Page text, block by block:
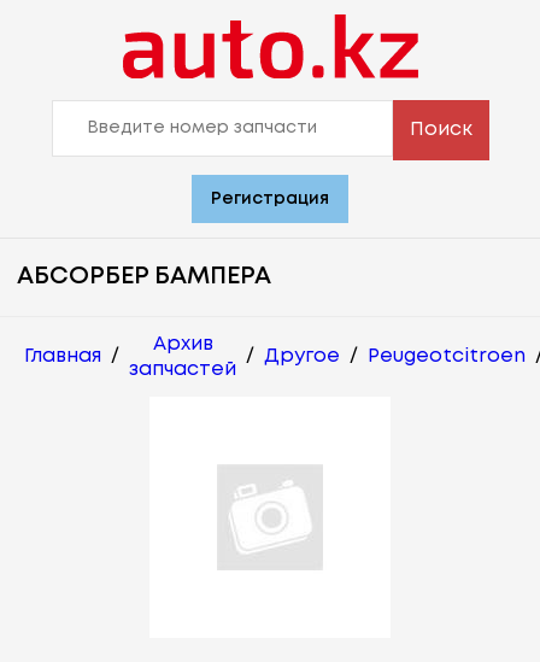
Поиск
Регистрация
АБСОРБЕР БАМПЕРА
Главная /
Архив
запчастей
/ Другое / Peugeotcitroen